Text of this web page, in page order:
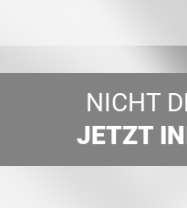
NICHT
JETZT